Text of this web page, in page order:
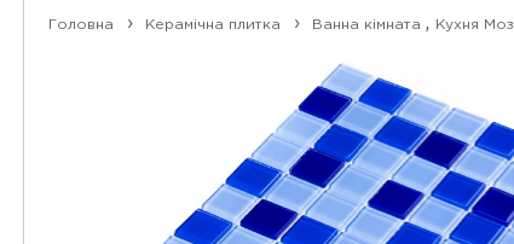
Головна Керамічна плитка Ванна кімната , Кухня